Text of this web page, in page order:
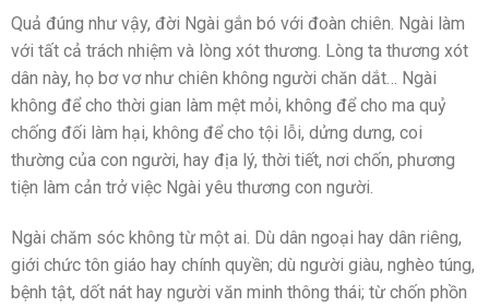
Quả đúng như vậy, đời Ngài gắn bó với đoàn chiên. Ngài làm
với tất cả trách nhiệm và lòng xót thương. Lòng ta thương xót
dân này, họ bơ vơ như chiên không người chăn dắt… Ngài
không để cho thời gian làm mệt mỏi, không để cho ma quỷ
chống đối làm hại, không để cho tội lỗi, dửng dưng, coi
thường của con người, hay địa lý, thời tiết, nơi chốn, phương
tiện làm cản trở việc Ngài yêu thương con người.
Ngài chăm sóc không từ một ai. Dù dân ngoại hay dân riêng,
giới chức tôn giáo hay chính quyền; dù người giàu, nghèo túng,
bệnh tật, dốt nát hay người văn minh thông thái; từ chốn phồn